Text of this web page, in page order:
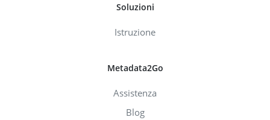
Soluzioni
Istruzione
Metadata2Go
Assistenza
Blog